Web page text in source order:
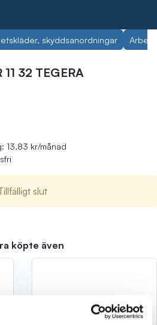
skyddsanordningar
32 TEGERA
13,83 kr/månad
slut
köpte även